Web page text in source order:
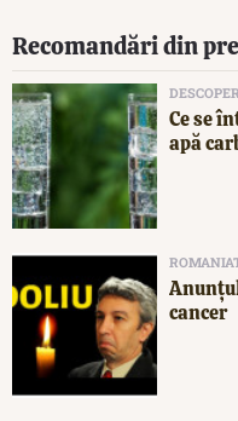
Recomandări din
Ce se
apă
cancer